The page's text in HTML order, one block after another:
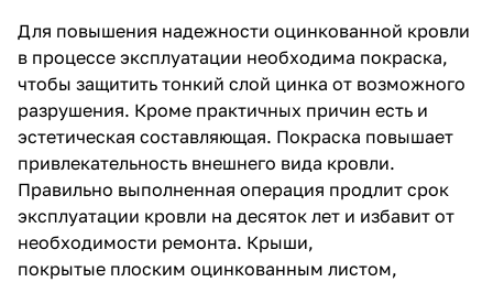
Для повышения надежности оцинкованной кровли
в процессе эксплуатации необходима покраска,
чтобы защитить тонкий слой цинка от возможного
разрушения. Кроме практичных причин есть и
эстетическая составляющая. Покраска повышает
привлекательность внешнего вида кровли.
Правильно выполненная операция продлит срок
эксплуатации кровли на десяток лет и избавит от
необходимости ремонта. Крыши,
покрытые плоским оцинкованным листом,